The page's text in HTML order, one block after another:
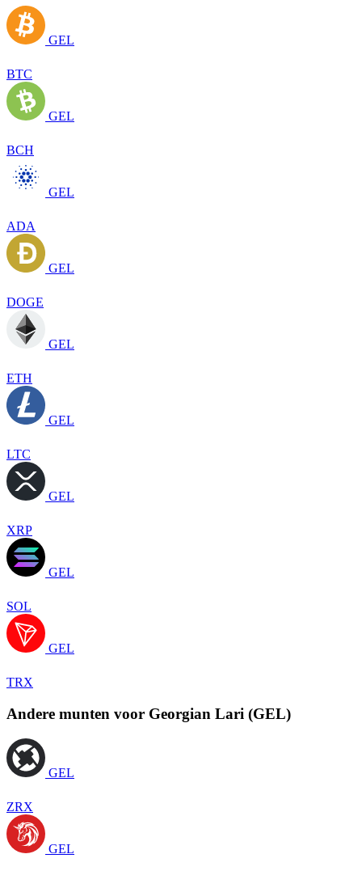
GEL
BTC
GEL
BCH
GEL
ADA
GEL
DOGE
GEL
ETH
GEL
LTC
GEL
XRP
GEL
SOL
GEL
TRX
Andere munten voor Georgian Lari (GEL)
GEL
ZRX
GEL